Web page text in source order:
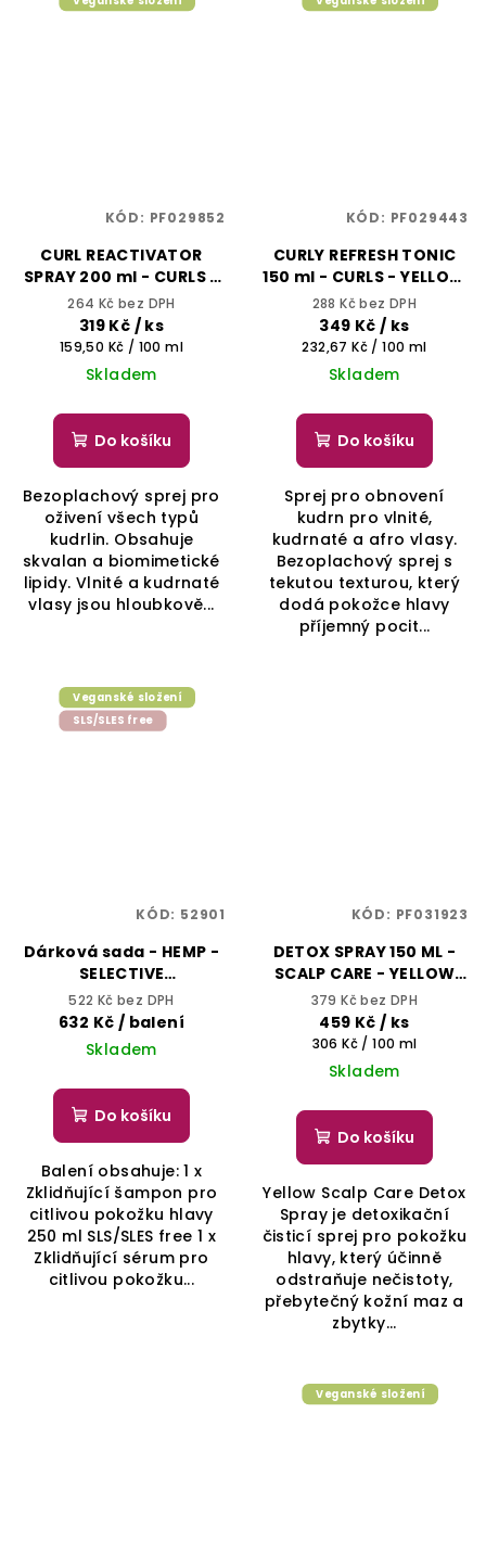
CURL REACTIVATOR
SPRAY 200 ml - CURLS -
ALFAPARF IL SALONE
MILANO
264 Kč bez DPH
319 Kč / ks
Měrná
cena:
159,50 Kč / 100 ml
Skladem
Do košíku
Bezoplachový sprej pro
oživení všech typů
kudrlin. Obsahuje
skvalan a biomimetické
lipidy. Vlnité a kudrnaté
vlasy jsou hloubkově...
KÓD: PF029852
CURLY REFRESH TONIC
150 ml - CURLS - YELLOW
PROFESSIONAL
288 Kč bez DPH
349 Kč / ks
Měrná
cena:
232,67 Kč / 100 ml
Skladem
Do košíku
Sprej pro obnovení
kudrn pro vlnité,
kudrnaté a afro vlasy.
Bezoplachový sprej s
tekutou texturou, který
dodá pokožce hlavy
příjemný pocit...
KÓD: PF029443
Veganské složení
SLS/SLES free
Dárková sada - HEMP -
SELECTIVE
PROFESSIONAL
522 Kč bez DPH
632 Kč / balení
Skladem
Do košíku
Balení obsahuje: 1 x
Zklidňující šampon pro
citlivou pokožku hlavy
250 ml SLS/SLES free 1 x
Zklidňující sérum pro
citlivou pokožku...
KÓD: 52901
DETOX SPRAY 150 ML -
SCALP CARE - YELLOW
PROFESSIONAL
379 Kč bez DPH
459 Kč / ks
Měrná
cena:
306 Kč / 100 ml
Skladem
Do košíku
Yellow Scalp Care Detox
Spray je detoxikační
čisticí sprej pro pokožku
hlavy, který účinně
odstraňuje nečistoty,
přebytečný kožní maz a
zbytky...
KÓD: PF031923
Veganské složení